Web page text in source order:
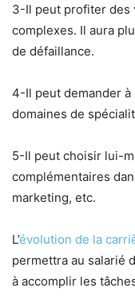
3-Il peut profiter des
complexes. Il aura
de défaillance.
4-Il peut demander à
domaines de
5-Il peut choisir lui-
complémentaires
marketing, etc.
L’évolution de la
permettra au salarié
à accomplir les